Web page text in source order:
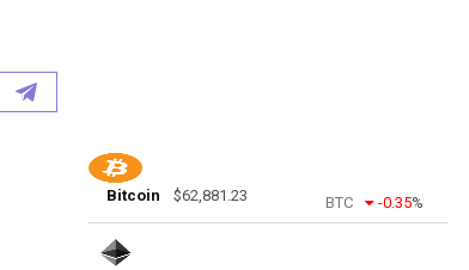
Bitcoin $62,881.23 BTC -0.35%